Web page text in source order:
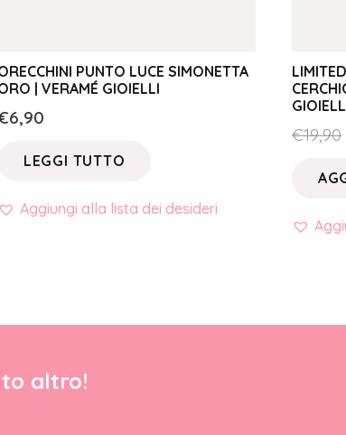
PUNTO LUCE SIMONETTA
| VERAMÉ GIOIELLI
6,90
LEGGI TUTTO
Aggiungi alla lista dei desideri
€19,90
altro!